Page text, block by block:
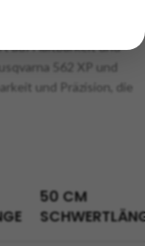
auf Haltbarkeit und
562 XP und
und Präzision, die
50 CM